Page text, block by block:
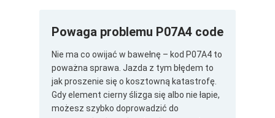
Powaga problemu P07A4 code
Nie ma co owijać w bawełnę – kod P07A4 to
poważna sprawa. Jazda z tym błędem to
jak proszenie się o kosztowną katastrofę.
Gdy element cierny ślizga się albo nie łapie,
możesz szybko doprowadzić do